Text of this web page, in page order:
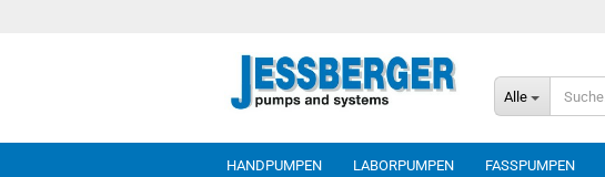
Alle
HANDPUMPEN LABORPUMPEN FASSPUMPEN